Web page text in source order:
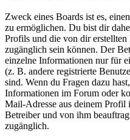
Zweck eines Boards ist es,
zu ermöglichen. Du bist dir
Profils und die von dir
zugänglich sein können. Der
einzelne Informationen nur für
(z. B. andere registrierte
sind. Wenn du Fragen dazu
Informationen im Forum oder
Mail-Adresse aus deinem Profil
Betreiber und von ihm
zugänglich.